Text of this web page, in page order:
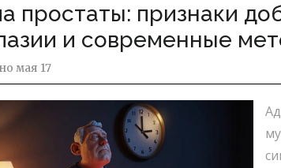
простаты: признаки
и современные
мая 17